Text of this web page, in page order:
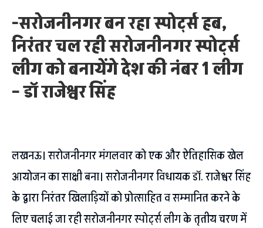
-सरोजनीनगर बन रहा स्पोर्ट्स हब,
निरंतर चल रही सरोजनीनगर स्पोर्ट्स
लीग को बनायेंगे देश की नंबर 1 लीग
– डॉ राजेश्वर सिंह
लखनऊ। सरोजनीनगर मंगलवार को एक और ऐतिहासिक खेल
आयोजन का साक्षी बना। सरोजनीनगर विधायक डॉ. राजेश्वर सिंह
के द्वारा निरंतर खिलाड़ियों को प्रोत्साहित व सम्मानित करने के
लिए चलाई जा रही सरोजनीनगर स्पोर्ट्स लीग के तृतीय चरण में